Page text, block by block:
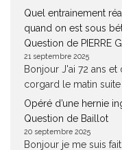
Quel entrainement
quand on est sous
Question de PIERRE
21 septembre 2025
Bonjour J'ai 72 ans
corgard le matin suite
Opéré d’une hernie
Question de Baillot
20 septembre 2025
Bonjour je me suis